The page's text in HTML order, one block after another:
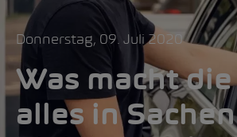
Donnerstag, 09. Juli 2020
Was macht die
alles in Sachen